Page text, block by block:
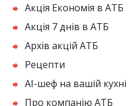
Акція Економія в АТБ
Акція 7 днів в АТБ
Архів акцій АТБ
Рецепти
AI-шеф на вашій кухні
Про компанію АТБ